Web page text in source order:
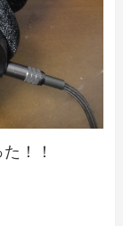
！！